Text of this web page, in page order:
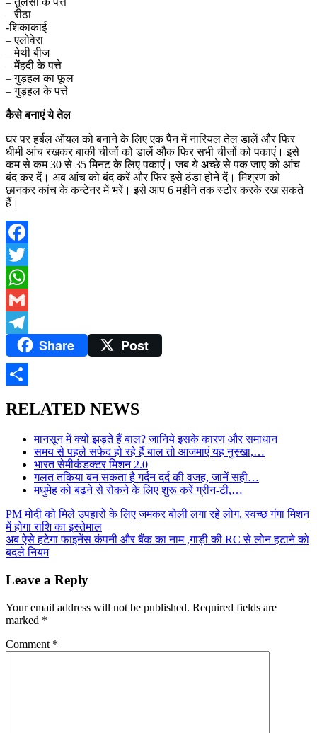
– रीठा
-शिकाकाई
– एलोवेरा
– मेथी बीज
– मेंहदी के पत्ते
– गुड़हल का फूल
– गुड़हल के पत्ते
कैसे बनाएं ये तेल
घर पर हर्बल ऑयल को बनाने के लिए एक पैन में नारियल तेल डालें और फिर
धीमी आंच रखकर बाकी चीजों को डालें औक फिर सभी चीजों को पकाएं। इसे
कम से कम 30 से 35 मिनट के लिए पकाएं। जब ये अच्छे से पक जाए को आंच
बंद कर दें। अब आंच को बंद करें और फिर इसे ठंडा होने दें। मिश्रण को
छानकर कांच के कन्टेनर में भरें। इसे आप 6 महीने तक स्टोर करके रख सकते
हैं।
Facebook
Twitter
WhatsApp
Gmail
TelegramShare Post
RELATED NEWS
मानसून में क्यों झड़ते हैं बाल? जानिये इसके कारण और समाधान
समय से पहले सफेद हो रहे हैं बाल तो आजमाएं यह नुस्खा,…
भारत सेमीकंडक्टर मिशन 2.0
गलत तकिया बन सकता है गर्दन दर्द की वजह, जानें सही…
मधुमेह को बढ़ने से रोकने के लिए शुरू करें ग्रीन-टी,…
Post
navigation
PM मोदी को मिले उपहारों के लिए जमकर बोली लगा रहे लोग, स्वच्छ गंगा मिशन
में होगा राशि का इस्तेमाल
अब ऐसे हटेगा फाइनेंस कंपनी और बैंक का नाम ,गाड़ी की RC से लोन हटाने को
बदले नियम
Leave a Reply
Your email address will not be published. Required fields are
marked *
Comment *